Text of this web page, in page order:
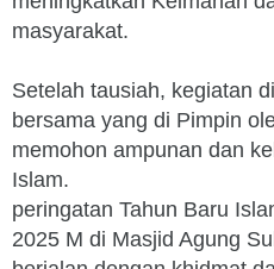
masyarakat.
Setelah tausiah, kegiatan
bersama yang di Pimpin
memohon ampunan dan
Islam.
peringatan Tahun Baru
2025 M di Masjid Agung